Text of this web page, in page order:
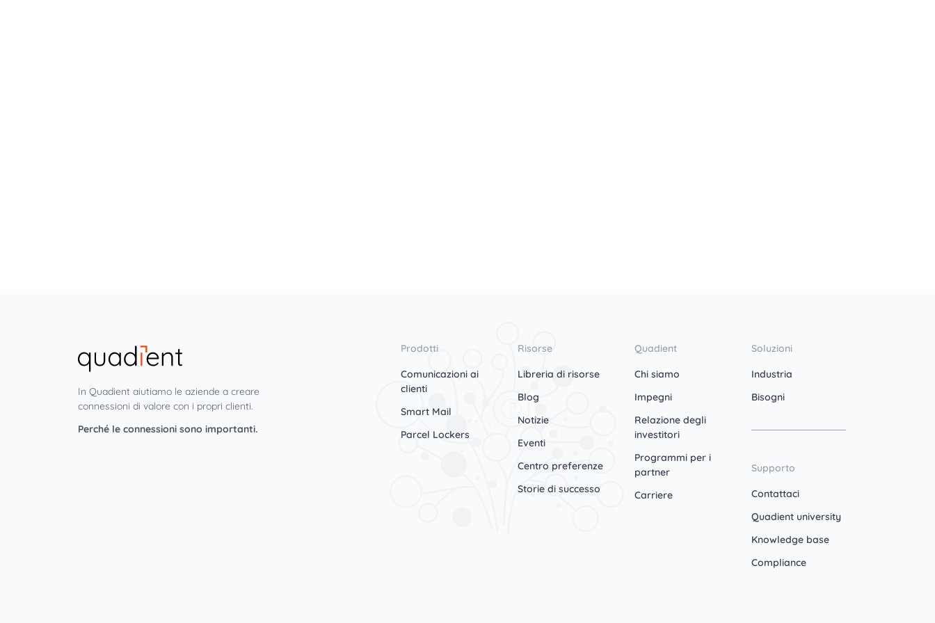
In Quadient aiutiamo le aziende a creare
connessioni di valore con i propri clienti.
Perché le connessioni sono importanti.
Prodotti
Comunicazioni ai
clienti
Smart Mail
Parcel Lockers
Risorse
Libreria di risorse
Blog
Notizie
Eventi
Centro preferenze
Storie di successo
Quadient
Chi siamo
Impegni
Relazione degli
investitori
Programmi per i
partner
Carriere
Soluzioni
Industria
Bisogni
Supporto
Contattaci
Quadient university
Knowledge base
Compliance